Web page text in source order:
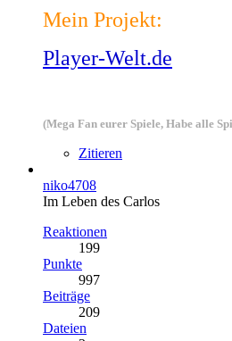
Mein Projekt:
Player-Welt.de
(Mega Fan eurer Spiele, Habe alle
Zitieren
niko4708
Im Leben des Carlos
Reaktionen
199
Punkte
997
Beiträge
209
Dateien